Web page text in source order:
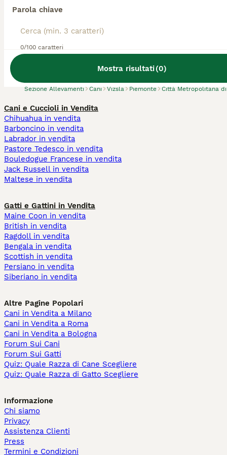
Parola chiave
0/100 caratteri
Mostra risultati(0)
Sezione Allevamenti Cani Vizsla Piemonte Città Metropolitana di
Cani e Cuccioli in Vendita
Chihuahua in vendita
Barboncino in vendita
Labrador in vendita
Pastore Tedesco in vendita
Bouledogue Francese in vendita
Jack Russell in vendita
Maltese in vendita
Gatti e Gattini in Vendita
Maine Coon in vendita
British in vendita
Ragdoll in vendita
Bengala in vendita
Scottish in vendita
Persiano in vendita
Siberiano in vendita
Altre Pagine Popolari
Cani in Vendita a Milano
Cani in Vendita a Roma
Cani in Vendita a Bologna
Forum Sui Cani
Forum Sui Gatti
Quiz: Quale Razza di Cane Scegliere
Quiz: Quale Razza di Gatto Scegliere
Informazione
Chi siamo
Privacy
Assistenza Clienti
Press
Termini e Condizioni